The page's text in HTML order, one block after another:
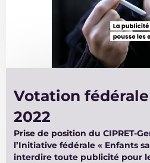
Votation
2022
Prise de position du CIPRET-
l’Initiative fédérale « Enfants
interdire toute publicité pour